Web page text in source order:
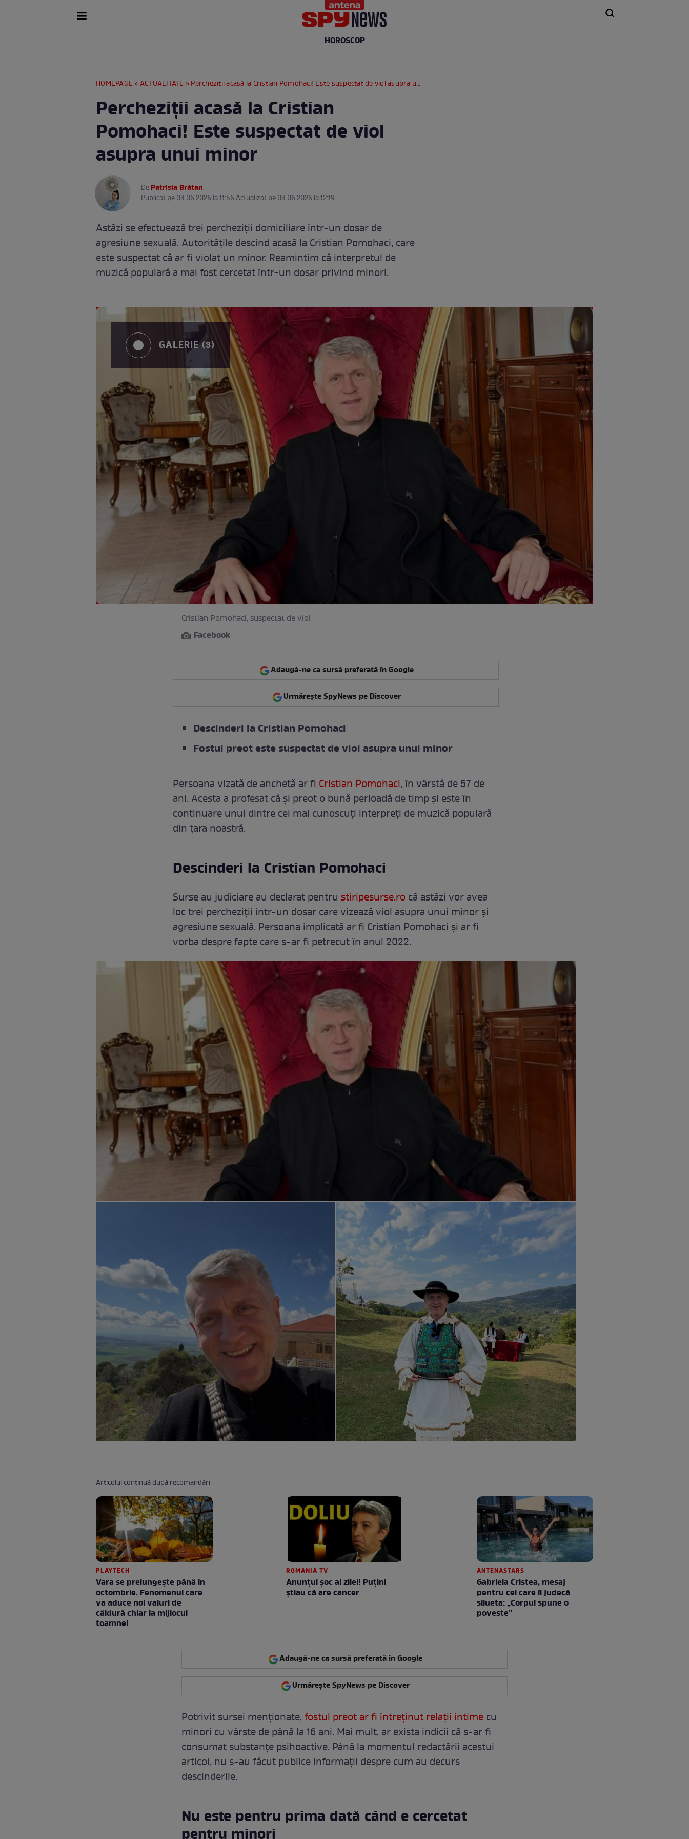
HOROSCOP
HOMEPAGE »ACTUALITATE » Percheziții acasă la Cristian Pomohaci! Este suspectat de viol asupra unui minor
Percheziții acasă la Cristian
Pomohaci! Este suspectat de viol
asupra unui minor
DePatrisia Brătan.
Publicat pe 03.06.2026 la 11:56 Actualizat pe 03.06.2026 la 12:19
Astăzi se efectuează trei percheziții domiciliare într-un dosar de
agresiune sexuală. Autoritățile descind acasă la Cristian Pomohaci, care
este suspectat că ar fi violat un minor. Reamintim că interpretul de
muzică populară a mai fost cercetat într-un dosar privind minori.
GALERIE (3)
Cristian Pomohaci, suspectat de viol
Facebook
Adaugă-ne ca sursă preferată în Google
Urmărește SpyNews pe Discover
Descinderi la Cristian Pomohaci
Fostul preot este suspectat de viol asupra unui minor
Persoana vizată de anchetă ar fi Cristian Pomohaci, în vârstă de 57 de
ani. Acesta a profesat că și preot o bună perioadă de timp și este în
continuare unul dintre cei mai cunoscuți interpreți de muzică populară
din țara noastră.
Descinderi la Cristian Pomohaci
Surse au judiciare au declarat pentru stiripesurse.ro că astăzi vor avea
loc trei percheziții într-un dosar care vizează viol asupra unui minor și
agresiune sexuală. Persoana implicată ar fi Cristian Pomohaci și ar fi
vorba despre fapte care s-ar fi petrecut în anul 2022.
Articolul continuă după recomandări
PLAYTECH
Vara se prelungeşte până în
octombrie. Fenomenul care
va aduce noi valuri de
căldură chiar la mijlocul
toamnei
ROMANIA TV
Anunţul şoc al zilei! Puţini
ştiau că are cancer
ANTENASTARS
Gabriela Cristea, mesaj
pentru cei care îi judecă
silueta: „Corpul spune o
poveste”
Adaugă-ne ca sursă preferată în Google
Urmărește SpyNews pe Discover
Potrivit sursei menționate,fostul preot ar fi întreținut relații intimecu
minori cu vârste de până la 16 ani. Mai mult, ar exista indicii că s-ar fi
consumat substanțe psihoactive. Până la momentul redactării acestui
articol, nu s-au făcut publice informații despre cum au decurs
descinderile.
Nu este pentru prima dată când e cercetat